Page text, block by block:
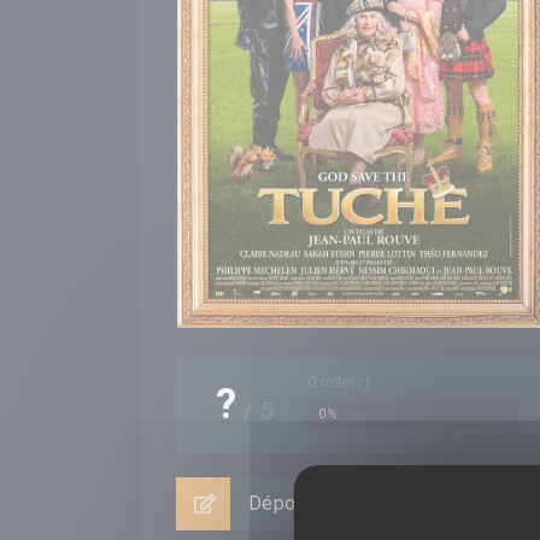
? 0%
Déposer un avis